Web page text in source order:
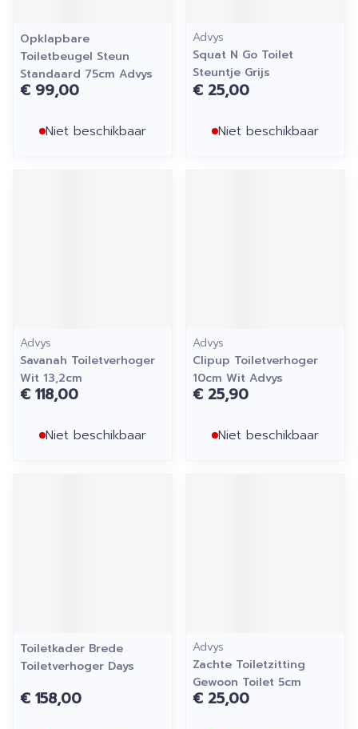
Opklapbare
Toiletbeugel Steun
Standaard 75cm Advys
€ 99,00
Niet beschikbaar
Advys
Squat N Go Toilet
Steuntje Grijs
€ 25,00
Niet beschikbaar
Advys
Savanah Toiletverhoger
Wit 13,2cm
€ 118,00
Niet beschikbaar
Advys
Clipup Toiletverhoger
10cm Wit Advys
€ 25,90
Niet beschikbaar
Toiletkader Brede
Toiletverhoger Days
€ 158,00
Advys
Zachte Toiletzitting
Gewoon Toilet 5cm
€ 25,00